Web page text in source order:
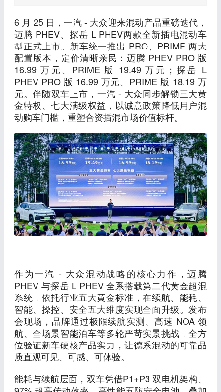
6 月 25 日，一汽 - 大众迎来混动产品重磅迭代，
迈腾 PHEV、探岳 L PHEV两款全新插电混动车
型正式上市。新车统一推出 PRO、PRIME 两大
配置版本，定价清晰亲民：迈腾 PHEV PRO 版
16.99 万元、PRIME 版 19.49 万元；探岳 L
PHEV PRO 版 16.99 万元、PRIME 版 18.19 万
元。伴随双车上市，一汽 - 大众同步解锁三大黄
金特权、七大满级权益，以诚意政策降低用户混
动购车门槛，重塑合资插混市场价值标杆。
作为一汽 - 大众混动战略的核心力作，迈腾
PHEV 与探岳 L PHEV 全系搭载第二代黄金超混
系统，依托行业五大黄金标准，在续航、能耗、
智能、操控、安全五大维度实现全面升级。发布
会现场，品牌通过极限续航实测、高速 NOA 领
航、全场景智能泊车等多轮严苛实景挑战，全方
位验证新车硬核产品实力，让德系混动的可靠品
质直观可见、可感、可体验。
能耗与续航层面，双车凭借P1+P3 双电机架构、